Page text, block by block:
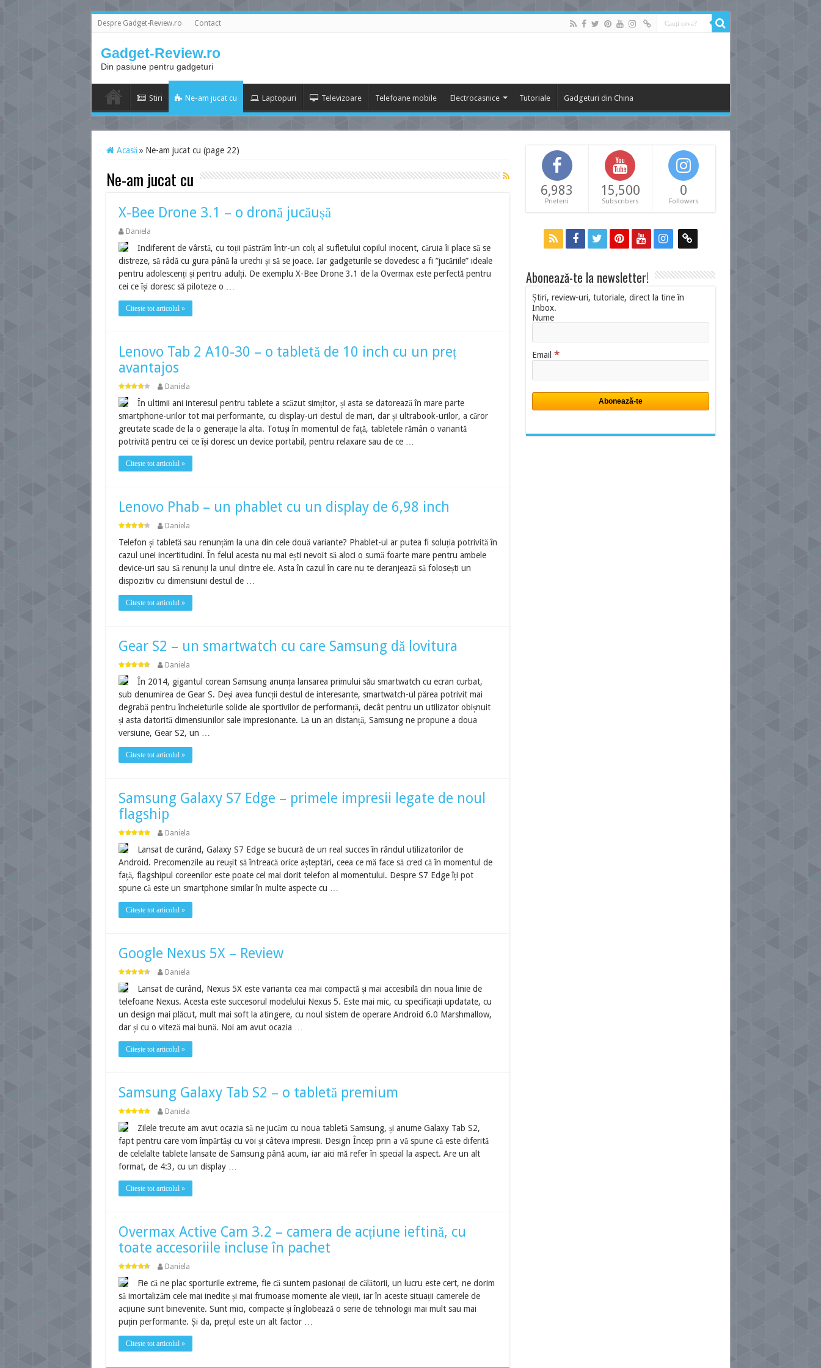
Despre Gadget-Review.ro Contact
Gadget-Review.ro
Din pasiune pentru gadgeturi
Stiri Ne-am jucat cu Laptopuri Televizoare Telefoane mobile Electrocasnice Tutoriale Gadgeturi din China
Acasă » Ne-am jucat cu (page 22)
Ne-am jucat cu
X-Bee Drone 3.1 – o dronă jucăușă
Daniela
Indiferent de vârstă, cu toții păstrăm într-un colț al sufletului copilul inocent, căruia îi place să se
distreze, să râdă cu gura până la urechi și să se joace. Iar gadgeturile se dovedesc a fi ”jucăriile” ideale
pentru adolescenți și pentru adulți. De exemplu X-Bee Drone 3.1 de la Overmax este perfectă pentru
cei ce își doresc să piloteze o …
Citește tot articolul »
Lenovo Tab 2 A10-30 – o tabletă de 10 inch cu un preț
avantajos
Daniela
În ultimii ani interesul pentru tablete a scăzut simțitor, și asta se datorează în mare parte
smartphone-urilor tot mai performante, cu display-uri destul de mari, dar și ultrabook-urilor, a căror
greutate scade de la o generație la alta. Totuși în momentul de față, tabletele rămân o variantă
potrivită pentru cei ce își doresc un device portabil, pentru relaxare sau de ce …
Citește tot articolul »
Lenovo Phab – un phablet cu un display de 6,98 inch
Daniela
Telefon și tabletă sau renunțăm la una din cele două variante? Phablet-ul ar putea fi soluția potrivită în
cazul unei incertitudini. În felul acesta nu mai ești nevoit să aloci o sumă foarte mare pentru ambele
device-uri sau să renunți la unul dintre ele. Asta în cazul în care nu te deranjează să folosești un
dispozitiv cu dimensiuni destul de …
Citește tot articolul »
Gear S2 – un smartwatch cu care Samsung dă lovitura
Daniela
În 2014, gigantul corean Samsung anunța lansarea primului său smartwatch cu ecran curbat,
sub denumirea de Gear S. Deși avea funcții destul de interesante, smartwatch-ul părea potrivit mai
degrabă pentru încheieturile solide ale sportivilor de performanță, decât pentru un utilizator obișnuit
și asta datorită dimensiunilor sale impresionante. La un an distanță, Samsung ne propune a doua
versiune, Gear S2, un …
Citește tot articolul »
Samsung Galaxy S7 Edge – primele impresii legate de noul
flagship
Daniela
Lansat de curând, Galaxy S7 Edge se bucură de un real succes în rândul utilizatorilor de
Android. Precomenzile au reușit să întreacă orice așteptări, ceea ce mă face să cred că în momentul de
față, flagshipul coreenilor este poate cel mai dorit telefon al momentului. Despre S7 Edge îți pot
spune că este un smartphone similar în multe aspecte cu …
Citește tot articolul »
Google Nexus 5X – Review
Daniela
Lansat de curând, Nexus 5X este varianta cea mai compactă și mai accesibilă din noua linie de
telefoane Nexus. Acesta este succesorul modelului Nexus 5. Este mai mic, cu specificații updatate, cu
un design mai plăcut, mult mai soft la atingere, cu noul sistem de operare Android 6.0 Marshmallow,
dar și cu o viteză mai bună. Noi am avut ocazia …
Citește tot articolul »
Samsung Galaxy Tab S2 – o tabletă premium
Daniela
Zilele trecute am avut ocazia să ne jucăm cu noua tabletă Samsung, și anume Galaxy Tab S2,
fapt pentru care vom împărtăși cu voi și câteva impresii. Design Încep prin a vă spune că este diferită
de celelalte tablete lansate de Samsung până acum, iar aici mă refer în special la aspect. Are un alt
format, de 4:3, cu un display …
Citește tot articolul »
Overmax Active Cam 3.2 – camera de acțiune ieftină, cu
toate accesoriile incluse în pachet
Daniela
Fie că ne plac sporturile extreme, fie că suntem pasionați de călătorii, un lucru este cert, ne dorim
să imortalizăm cele mai inedite și mai frumoase momente ale vieții, iar în aceste situații camerele de
acțiune sunt binevenite. Sunt mici, compacte și înglobează o serie de tehnologii mai mult sau mai
puțin performante. Și da, prețul este un alt factor …
Citește tot articolul »
6,983
Prieteni
15,500
Subscribers
0
Followers
Abonează-te la newsletter!
Știri, review-uri, tutoriale, direct la tine în
Inbox.
Nume
Email *